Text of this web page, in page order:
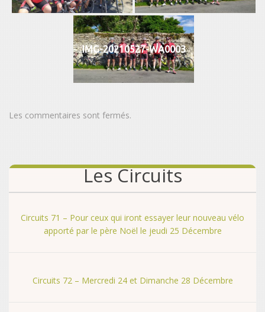
IMG-20210527-WA0003
Les commentaires sont fermés.
Les Circuits
Circuits 71 – Pour ceux qui iront essayer leur nouveau vélo
apporté par le père Noël le jeudi 25 Décembre
Circuits 72 – Mercredi 24 et Dimanche 28 Décembre